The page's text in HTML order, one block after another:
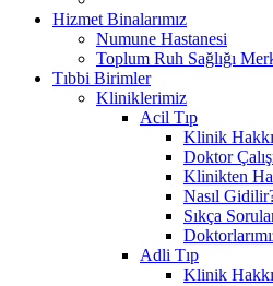
Hizmet Binalarımız
Numune Hastanesi
Toplum Ruh Sağlığı
Tıbbi Birimler
Kliniklerimiz
Acil Tıp
Klinik
Doktor
Klinikten
Nasıl
Sıkça
Adli Tıp
Klinik